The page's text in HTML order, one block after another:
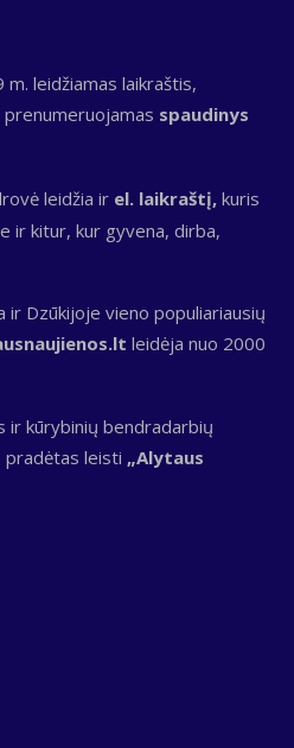
leidžiamas laikraštis,
spaudinys
leidžia ir el. laikraštį, kuris
ir kitur, kur gyvena, dirba,
ir Dzūkijoje vieno populiariausių
leidėja nuo 2000
ir kūrybinių bendradarbių
pradėtas leisti „Alytaus